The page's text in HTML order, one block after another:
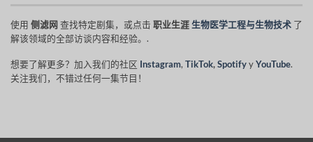
使用 侧滤网 查找特定剧集，或点击 职业生涯生物医学工程与生物技术 了
解该领域的全部访谈内容和经验。.
想要了解更多？加入我们的社区 Instagram, TikTok,SpotifyyYouTube.
关注我们，不错过任何一集节目！